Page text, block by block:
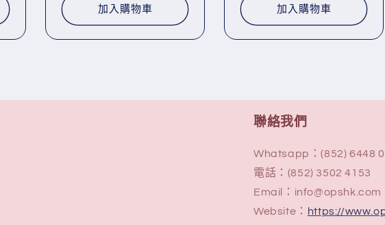
加入購物車 加入購物車
聯絡我們
Whatsapp：(852) 6448
電話：(852) 3502 4153
Email：info@opshk.com
Website：
https://